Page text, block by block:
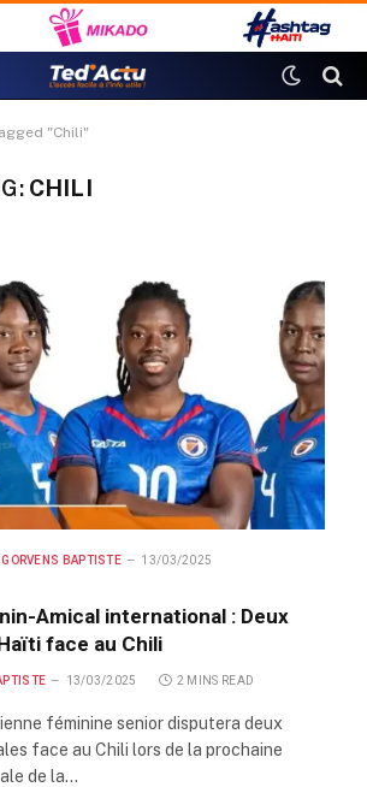
"Chili"
CHILI
GORVENS BAPTISTE
13/03/2025
Amical international : Deux
face au Chili
13/03/2025 2 MINS READ
féminine senior disputera deux
face au Chili lors de la prochaine
de la…